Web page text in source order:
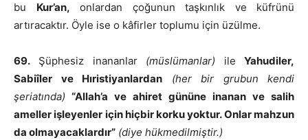
bu Kur’an, onlardan çoğunun taşkınlık ve küfrünü
artıracaktır. Öyle ise o kâfirler toplumu için üzülme.
69. Şüphesiz inananlar(müslümanlar) ileYahudiler,
Sabiîler ve Hıristiyanlardan (her bir grubun kendi
şeriatında) “Allah’a ve ahiret gününe inanan ve salih
ameller işleyenler için hiçbir korku yoktur. Onlar mahzun
da olmayacaklardır” (diye hükmedilmiştir.)